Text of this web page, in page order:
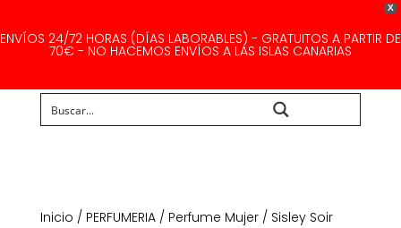
X
ENVÍOS 24/72 HORAS (DÍAS LABORABLES) - GRATUITOS A PARTIR DE
70€ - NO HACEMOS ENVÍOS A LAS ISLAS CANARIAS
Inicio / PERFUMERIA/ Perfume Mujer/ Sisley Soir